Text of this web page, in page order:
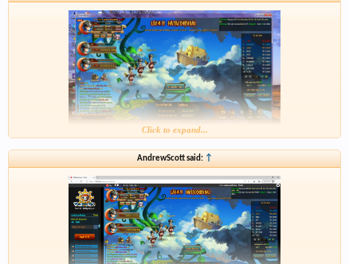
Click to expand...
AndrewScott said: ↑